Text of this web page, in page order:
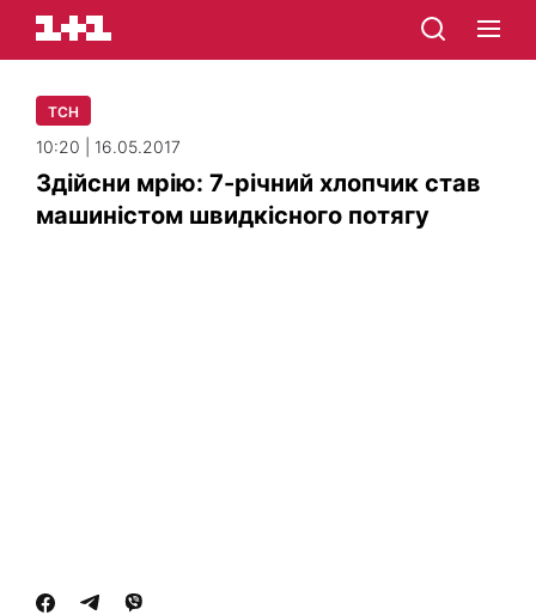
ТСН
10:20 | 16.05.2017
Здійсни мрію: 7-річний хлопчик став
машиністом швидкісного потягу